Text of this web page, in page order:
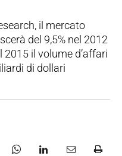
il mercato
del 9,5% nel 2012
il volume d’affari
di dollari